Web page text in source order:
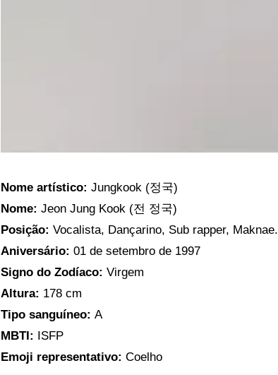
Nome artístico: Jungkook (정국)
Nome: Jeon Jung Kook (전 정국)
Posição: Vocalista, Dançarino, Sub rapper, Maknae.
Aniversário:01 de setembro de 1997
Signo do Zodíaco:Virgem
Altura: 178 cm
Tipo sanguíneo: A
MBTI: ISFP
Emoji representativo:Coelho